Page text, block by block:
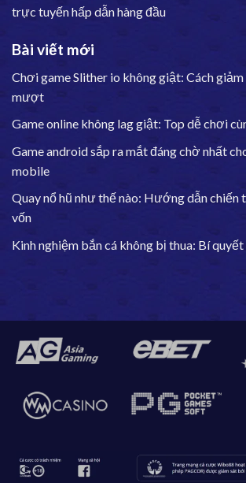
trực tuyến hấp dẫn hàng đầu
Bài viết mới
Chơi game Slither io không giật: Cách
mượt
Game online không lag giật: Top dễ chơi
Game android sắp ra mắt đáng chờ nhất
mobile
Quay nổ hũ như thế nào: Hướng dẫn chiến
vốn
Kinh nghiệm bắn cá không bị thua: Bí